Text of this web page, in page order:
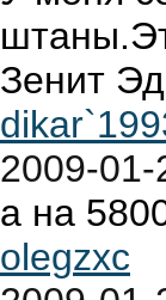
Зенит
2009-
а на
olegzxc